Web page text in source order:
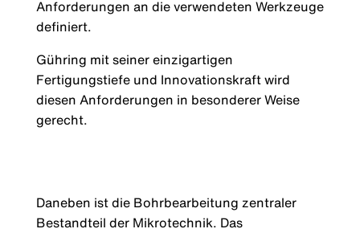
Anforderungen an die verwendeten Werkzeuge
definiert.
Gühring mit seiner einzigartigen
Fertigungstiefe und Innovationskraft wird
diesen Anforderungen in besonderer Weise
gerecht.
Daneben ist die Bohrbearbeitung zentraler
Bestandteil der Mikrotechnik. Das